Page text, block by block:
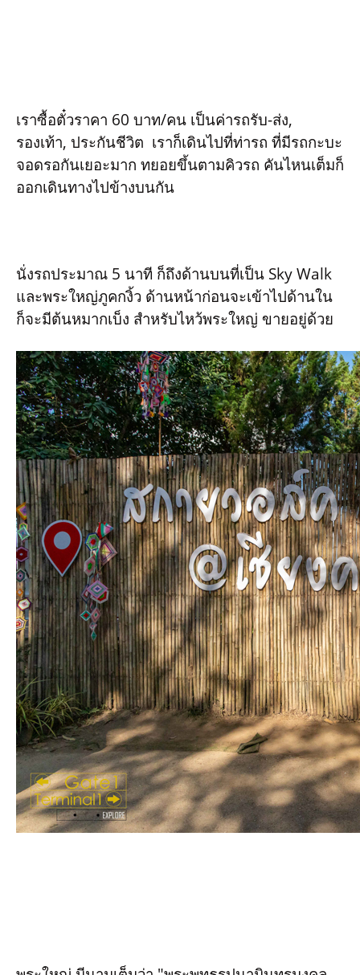
เราซื้อตั๋วราคา 60 บาท/คน เป็นค่ารถรับ-ส่ง,
รองเท้า, ประกันชีวิต เราก็เดินไปที่ท่ารถ ที่มีรถกะบะ
จอดรอกันเยอะมาก ทยอยขึ้นตามคิวรถ คันไหนเต็มก็
ออกเดินทางไปข้างบนกัน
นั่งรถประมาณ 5 นาที ก็ถึงด้านบนที่เป็น Sky Walk
และพระใหญ่ภูคกงิ้ว ด้านหน้าก่อนจะเข้าไปด้านใน
ก็จะมีต้นหมากเบ็ง สำหรับไหว้พระใหญ่ ขายอยู่ด้วย